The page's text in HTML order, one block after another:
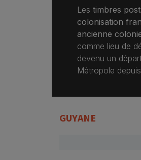
Les timbres
colonisation
ancienne
comme lieu de
devenu un
Métropole depuis
GUYANE